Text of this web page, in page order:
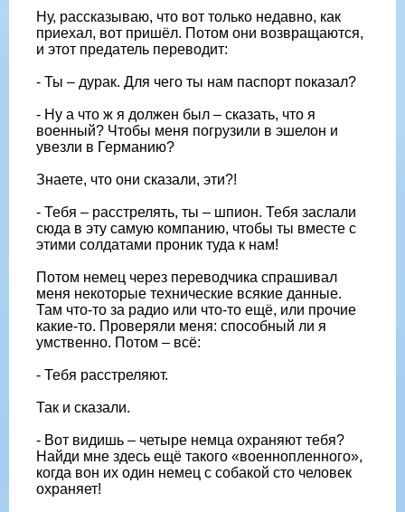
Ну, рассказываю, что вот только недавно, как
приехал, вот пришёл. Потом они возвращаются,
и этот предатель переводит:
- Ты – дурак. Для чего ты нам паспорт показал?
- Ну а что ж я должен был – сказать, что я
военный? Чтобы меня погрузили в эшелон и
увезли в Германию?
Знаете, что они сказали, эти?!
- Тебя – расстрелять, ты – шпион. Тебя заслали
сюда в эту самую компанию, чтобы ты вместе с
этими солдатами проник туда к нам!
Потом немец через переводчика спрашивал
меня некоторые технические всякие данные.
Там что-то за радио или что-то ещё, или прочие
какие-то. Проверяли меня: способный ли я
умственно. Потом – всё:
- Тебя расстреляют.
Так и сказали.
- Вот видишь – четыре немца охраняют тебя?
Найди мне здесь ещё такого «военнопленного»,
когда вон их один немец с собакой сто человек
охраняет!